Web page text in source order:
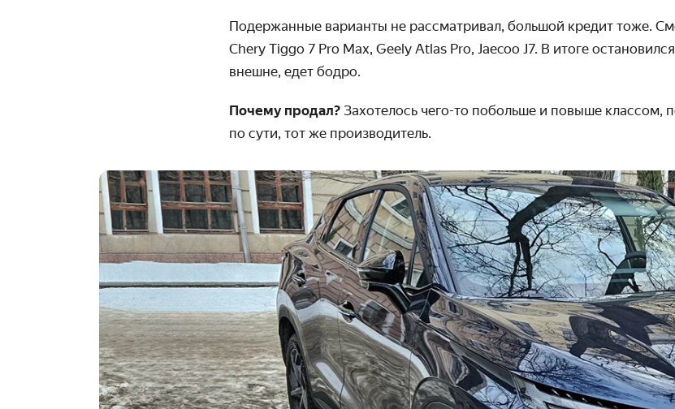
Подержанные варианты не рассматривал, большой кредит тоже.
Chery Tiggo 7 Pro Max, Geely Atlas Pro, Jaecoo J7. В итоге
внешне, едет бодро.
Почему продал? Захотелось чего-то побольше и повыше классом,
по сути, тот же производитель.